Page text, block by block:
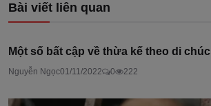
Bài viết liên quan
Một số bất cập về thừa kế theo di chúc
Nguyễn Ngọc01/11/2022 0 222